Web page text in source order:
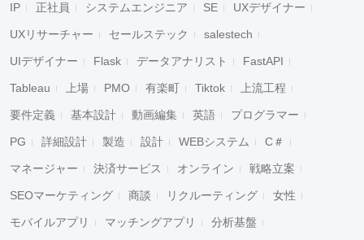
IP 正社員 システムエンジニア SE UXデザイナー
UXリサーチャー セールステック salestech
UIデザイナー Flask データアナリスト FastAPI
Tableau 上場 PMO 有楽町 Tiktok 上流工程
要件定義 基本設計 動画編集 英語 プログラマー
PG 詳細設計 製造 設計 WEBシステム C＃
マネージャー 決済サービス オンライン 戦略立案
SEOマーケティング 商談 リクルーティング 女性
モバイルアプリ マッチングアプリ 分析基盤